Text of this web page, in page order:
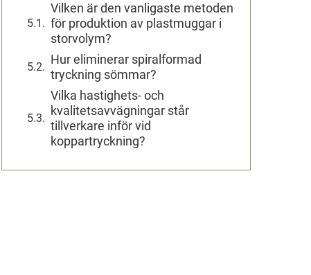
Vilken är den vanligaste metoden
för produktion av plastmuggar i
storvolym?
Hur eliminerar spiralformad
tryckning sömmar?
Vilka hastighets- och
kvalitetsavvägningar står
tillverkare inför vid
koppartryckning?